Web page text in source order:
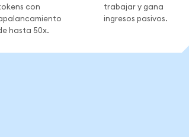
con
hasta 50x.
trabajar y gana
ingresos pasivos.